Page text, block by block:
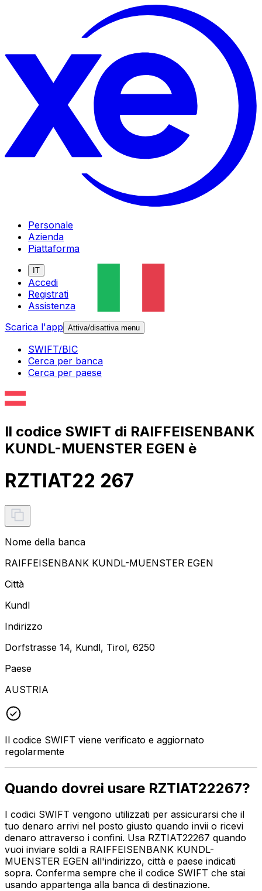
Personale
Azienda
Piattaforma
IT
Accedi
Registrati
Assistenza
Scarica l'app Attiva/disattiva menu
SWIFT/BIC
Cerca per banca
Cerca per paese
Il codice SWIFT di RAIFFEISENBANK
KUNDL-MUENSTER EGEN è
RZTIAT22 267
Nome della banca
RAIFFEISENBANK KUNDL-MUENSTER EGEN
Città
Kundl
Indirizzo
Dorfstrasse 14, Kundl, Tirol, 6250
Paese
AUSTRIA
Il codice SWIFT viene verificato e aggiornato
regolarmente
Quando dovrei usare RZTIAT22267?
I codici SWIFT vengono utilizzati per assicurarsi che il
tuo denaro arrivi nel posto giusto quando invii o ricevi
denaro attraverso i confini. Usa RZTIAT22267 quando
vuoi inviare soldi a RAIFFEISENBANK KUNDL-
MUENSTER EGEN all'indirizzo, città e paese indicati
sopra. Conferma sempre che il codice SWIFT che stai
usando appartenga alla banca di destinazione.